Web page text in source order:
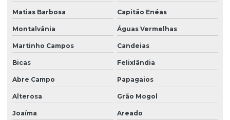
Matias Barbosa Capitão Enéas
Montalvânia Águas Vermelhas
Martinho Campos Candeias
Bicas Felixlândia
Abre Campo Papagaios
Alterosa Grão Mogol
Joaíma Areado